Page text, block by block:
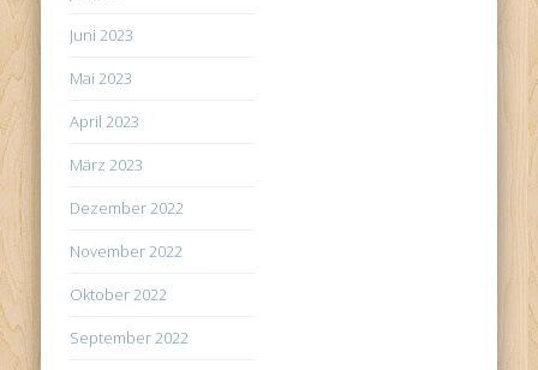
Juni 2023
Mai 2023
April 2023
März 2023
Dezember 2022
November 2022
Oktober 2022
September 2022